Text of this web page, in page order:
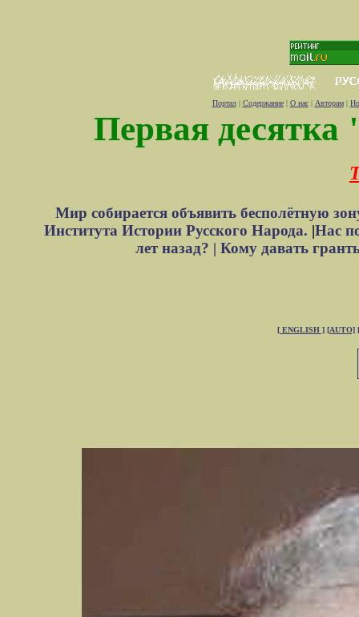
Портал| Содержание| О нас| Авторам|
Первая десятка
Мир собирается объявить бесполётную
Института Истории Русского Народа. |Нас
лет назад? | Кому давать
[ ENGLISH ] [AUTO]